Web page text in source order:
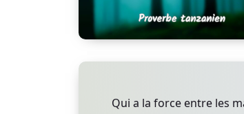
Qui a la force entre les